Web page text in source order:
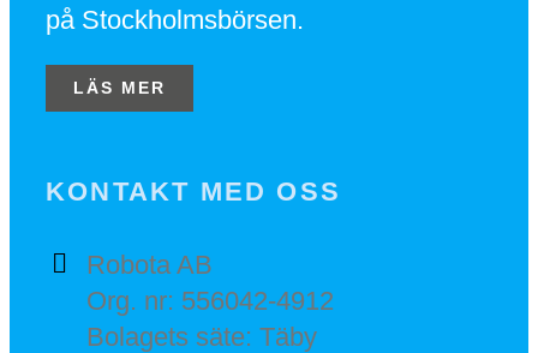
på Stockholmsbörsen.
LÄS MER
KONTAKT MED OSS
Robota AB
Org. nr: 556042-4912
Bolagets säte: Täby